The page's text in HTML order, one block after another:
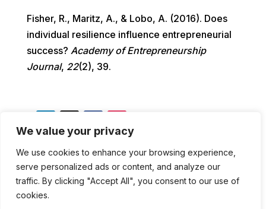
We value your privacy
We use cookies to enhance your browsing experience,
serve personalized ads or content, and analyze our
traffic. By clicking "Accept All", you consent to our use of
cookies.
Fisher, R., Maritz, A., & Lobo, A. (2016). Does
individual resilience influence entrepreneurial
success? Academy of Entrepreneurship
Journal, 22(2), 39.